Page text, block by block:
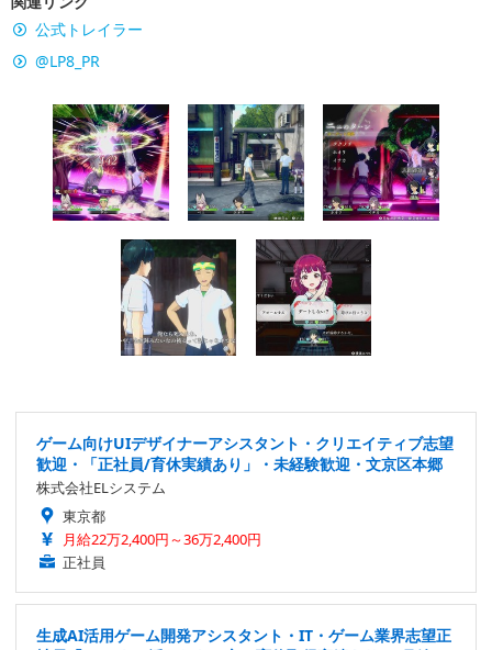
公式トレイラー
@LP8_PR
ゲーム向けUIデザイナーアシスタント・クリエイティブ志望
歓迎・「正社員/育休実績あり」・未経験歓迎・文京区本郷
株式会社ELシステム
東京都
月給22万2,400円～36万2,400円
正社員
生成AI活用ゲーム開発アシスタント・IT・ゲーム業界志望正